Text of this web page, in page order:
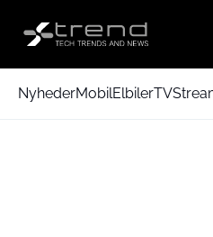
NyhederMobilElbilerTV